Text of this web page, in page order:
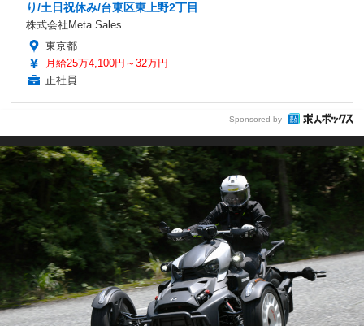
り/土日祝休み/台東区東上野2丁目
株式会社Meta Sales
東京都
月給25万4,100円～32万円
正社員
Sponsored by